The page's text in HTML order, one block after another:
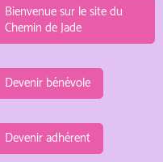
Bienvenue sur le site du
Chemin de Jade
Devenir bénévole
Devenir adhérent